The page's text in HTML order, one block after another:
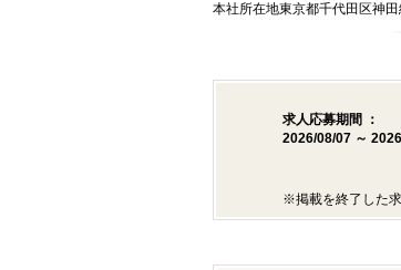
本社所在地東京都千代田区神
求人応募期間 ：
2026/08/07 ～
※掲載を終了した